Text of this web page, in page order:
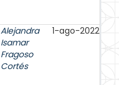
Alejandra
Isamar
Fragoso
Cortés
1-ago-2022